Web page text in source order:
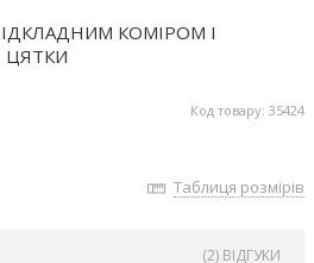
КОМІРОМ І
Код товару: 35424
Таблиця розмірів
(2) ВІДГУКИ